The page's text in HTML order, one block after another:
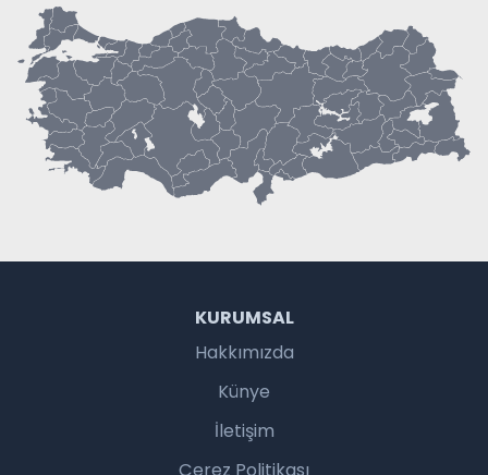
KURUMSAL
Hakkımızda
Künye
İletişim
Çerez Politikası